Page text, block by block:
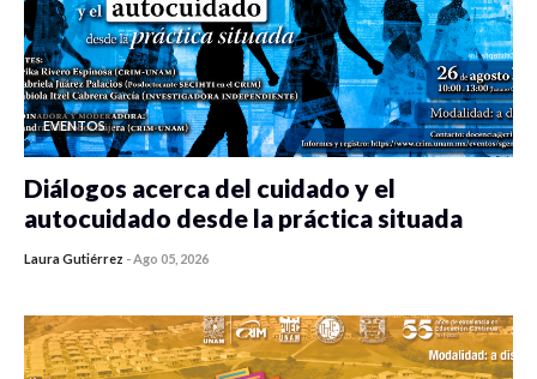
EVENTOS
Diálogos acerca del cuidado y el
autocuidado desde la práctica situada
Laura Gutiérrez -Ago 05, 2026